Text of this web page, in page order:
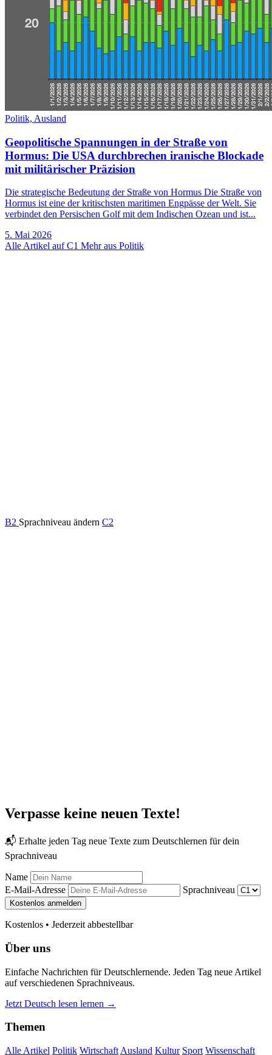
Politik, Ausland
Geopolitische Spannungen in der Straße von
Hormus: Die USA durchbrechen iranische Blockade
mit militärischer Präzision
Die strategische Bedeutung der Straße von Hormus Die Straße von
Hormus ist eine der kritischsten maritimen Engpässe der Welt. Sie
verbindet den Persischen Golf mit dem Indischen Ozean und ist...
5. Mai 2026
Alle Artikel auf C1 Mehr aus Politik
B2 Sprachniveau ändern C2
Verpasse keine neuen Texte!
📬 Erhalte jeden Tag neue Texte zum Deutschlernen für dein
Sprachniveau
Name
E-Mail-Adresse
Sprachniveau
Kostenlos anmelden
Kostenlos • Jederzeit abbestellbar
Über uns
Einfache Nachrichten für Deutschlernende. Jeden Tag neue Artikel
auf verschiedenen Sprachniveaus.
Jetzt Deutsch lesen lernen →
Themen
Alle Artikel Politik Wirtschaft Ausland Kultur Sport Wissenschaft